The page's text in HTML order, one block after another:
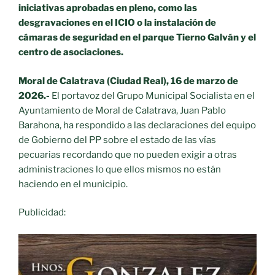
iniciativas aprobadas en pleno, como las
desgravaciones en el ICIO o la instalación de
cámaras de seguridad en el parque Tierno Galván y el
centro de asociaciones.
Moral de Calatrava (Ciudad Real), 16 de marzo de
2026.- El portavoz del Grupo Municipal Socialista en el
Ayuntamiento de Moral de Calatrava, Juan Pablo
Barahona, ha respondido a las declaraciones del equipo
de Gobierno del PP sobre el estado de las vías
pecuarias recordando que no pueden exigir a otras
administraciones lo que ellos mismos no están
haciendo en el municipio.
Publicidad: